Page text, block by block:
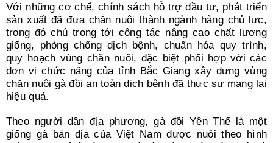
Với những cơ chế, chính sách hỗ trợ đầu tư, phát triển
sản xuất đã đưa chăn nuôi thành ngành hàng chủ lực,
trong đó chú trọng tới công tác nâng cao chất lượng
giống, phòng chống dịch bệnh, chuẩn hóa quy trình,
quy hoạch vùng chăn nuôi, đặc biệt phối hợp với các
đơn vị chức năng của tỉnh Bắc Giang xây dựng vùng
chăn nuôi gà đồi an toàn dịch bệnh đã thực sự mang lại
hiệu quả.
Theo người dân địa phương, gà đồi Yên Thế là một
giống gà bản địa của Việt Nam được nuôi theo hình